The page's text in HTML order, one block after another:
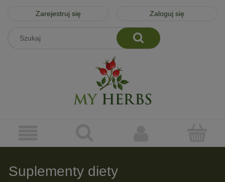
Zarejestruj się Zaloguj się
Suplementy diety